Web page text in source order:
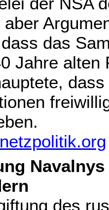
aber
das
Jahre alten
netzpolitik.org
des